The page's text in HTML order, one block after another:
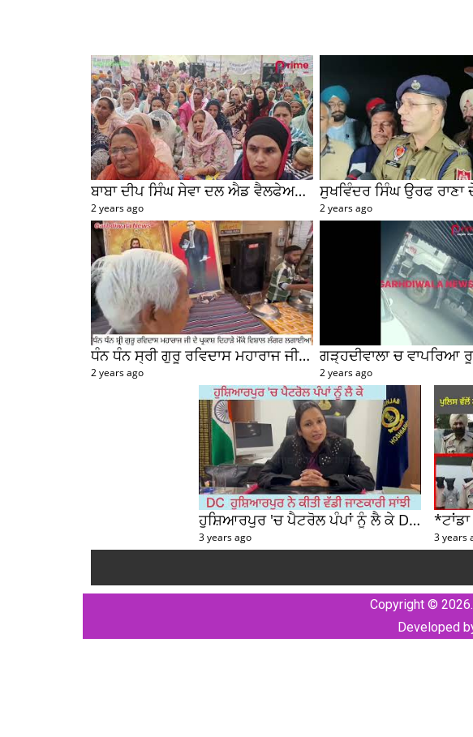
ਬਾਬਾ ਦੀਪ ਸਿੰਘ ਸੇਵਾ ਦਲ ਐਡ ਵੈਲਫੇਅਰ ਸੋਸਾਇਟੀ ਗੜ੍ਹਦੀਵਾਲਾ ਵਲੋਂ 100 ਵਾਂ ਮਹੀਨਾਵਾਰ ਰਾਸ਼ਨ ਵੰਡ ਸਮਾਰੋਹ ਕਰਵਾਇਆ
2 years ago 2 years ago
ਧੰਨ ਧੰਨ ਸ੍ਰੀ ਗੁਰੂ ਰਵਿਦਾਸ ਮਹਾਰਾਜ ਜੀ ਦੇ ਪ੍ਰਕਾਸ਼ ਦਿਹਾੜੇ ਦੇ ਸਬੰਧ ਵਿਚ ਮੇਨ ਰੋੜ ਵਿਖੇ ਲਾਗਾਇਆ ਵਿਸ਼ਾਲ ਲੰਗਰ
2 years ago 2 years ago
ਹੁਸ਼ਿਆਰਪੁਰ 'ਚ ਪੈਟਰੋਲ ਪੰਪਾਂ ਨੂੰ ਲੈ ਕੇ DC ਕੋਮਲ ਮਿੱਤਲ ਨੇ ਕੀਤੀ ਵੱਡੀ ਜਾਣਕਾਰੀ ਸਾਂਝੀ
3 years ago 3 years
Copyright ©
Developed